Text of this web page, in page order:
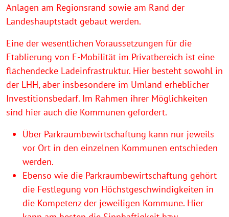
Anlagen am Regionsrand sowie am Rand der
Landeshauptstadt gebaut werden.
Eine der wesentlichen Voraussetzungen für die
Etablierung von E-Mobilität im Privatbereich ist eine
flächendecke Ladeinfrastruktur. Hier besteht sowohl in
der LHH, aber insbesondere im Umland erheblicher
Investitionsbedarf. Im Rahmen ihrer Möglichkeiten
sind hier auch die Kommunen gefordert.
Über Parkraumbewirtschaftung kann nur jeweils
vor Ort in den einzelnen Kommunen entschieden
werden.
Ebenso wie die Parkraumbewirtschaftung gehört
die Festlegung von Höchstgeschwindigkeiten in
die Kompetenz der jeweiligen Kommune. Hier